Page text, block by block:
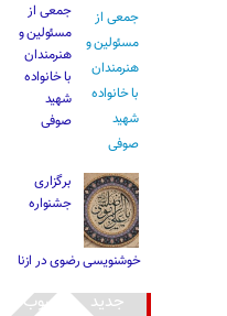
جمعی از
مسئولین و
هنرمندان
با خانواده
شهید
صوفی
برگزاری
جشنواره
خوشنویسی رضوی در ازنا
جدید محبوب